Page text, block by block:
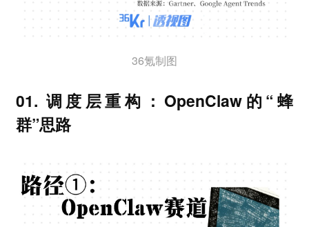
36氪制图
01. 调度层重构：OpenClaw的“蜂
群”思路